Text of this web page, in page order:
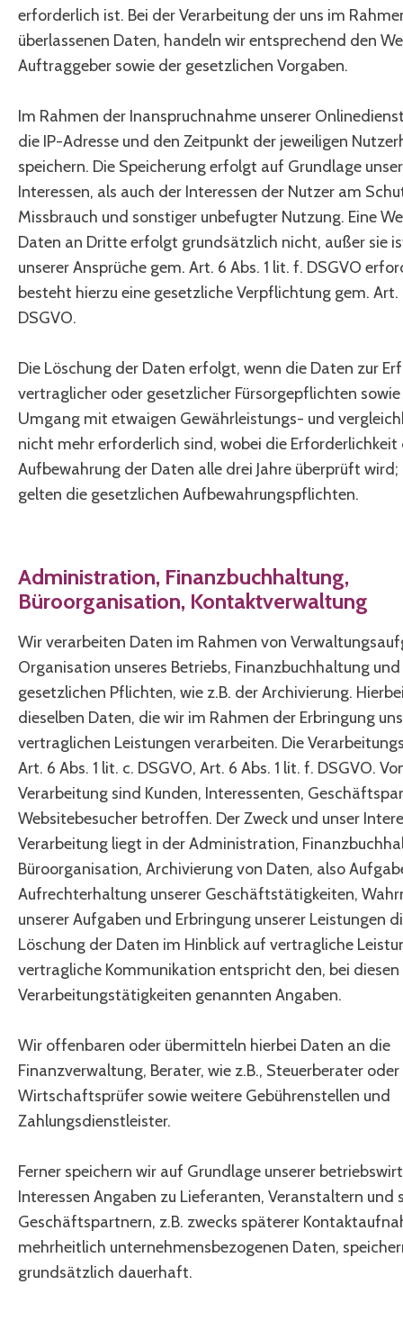
erforderlich ist. Bei der Verarbeitung der uns im
überlassenen Daten, handeln wir entsprechend den
Auftraggeber sowie der gesetzlichen Vorgaben.
Im Rahmen der Inanspruchnahme unserer
die IP-Adresse und den Zeitpunkt der jeweiligen
speichern. Die Speicherung erfolgt auf Grundlage
Interessen, als auch der Interessen der Nutzer am
Missbrauch und sonstiger unbefugter Nutzung. Eine
Daten an Dritte erfolgt grundsätzlich nicht, außer sie
unserer Ansprüche gem. Art. 6 Abs. 1 lit. f. DSGVO
besteht hierzu eine gesetzliche Verpflichtung gem. Art.
DSGVO.
Die Löschung der Daten erfolgt, wenn die Daten zur
vertraglicher oder gesetzlicher Fürsorgepflichten
Umgang mit etwaigen Gewährleistungs- und
nicht mehr erforderlich sind, wobei die Erforderlichkeit
Aufbewahrung der Daten alle drei Jahre überprüft
gelten die gesetzlichen Aufbewahrungspflichten.
Administration, Finanzbuchhaltung,
Büroorganisation, Kontaktverwaltung
Wir verarbeiten Daten im Rahmen von
Organisation unseres Betriebs, Finanzbuchhaltung
gesetzlichen Pflichten, wie z.B. der Archivierung.
dieselben Daten, die wir im Rahmen der Erbringung
vertraglichen Leistungen verarbeiten. Die
Art. 6 Abs. 1 lit. c. DSGVO, Art. 6 Abs. 1 lit. f. DSGVO.
Verarbeitung sind Kunden, Interessenten,
Websitebesucher betroffen. Der Zweck und unser
Verarbeitung liegt in der Administration,
Büroorganisation, Archivierung von Daten, also
Aufrechterhaltung unserer Geschäftstätigkeiten,
unserer Aufgaben und Erbringung unserer Leistungen
Löschung der Daten im Hinblick auf vertragliche
vertragliche Kommunikation entspricht den, bei diesen
Verarbeitungstätigkeiten genannten Angaben.
Wir offenbaren oder übermitteln hierbei Daten an die
Finanzverwaltung, Berater, wie z.B., Steuerberater oder
Wirtschaftsprüfer sowie weitere Gebührenstellen und
Zahlungsdienstleister.
Ferner speichern wir auf Grundlage unserer
Interessen Angaben zu Lieferanten, Veranstaltern und
Geschäftspartnern, z.B. zwecks späterer
mehrheitlich unternehmensbezogenen Daten,
grundsätzlich dauerhaft.